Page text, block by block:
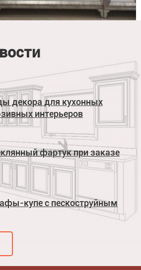
декора для кухонных
интерьеров
фартук при заказе
купе с пескоструйным